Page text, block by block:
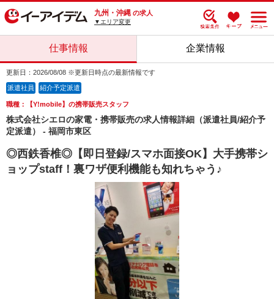
九州・沖縄 の求人
▼エリア変更
仕事情報 企業情報
更新日：2026/08/08 ※更新日時点の最新情報です
派遣社員 紹介予定派遣
職種：【Y!mobile】の携帯販売スタッフ
株式会社シエロの家電・携帯販売の求人情報詳細（派遣社員/紹介予
定派遣） - 福岡市東区
◎西鉄香椎◎【即日登録/スマホ面接OK】大手携帯シ
ョップstaff！裏ワザ便利機能も知れちゃう♪